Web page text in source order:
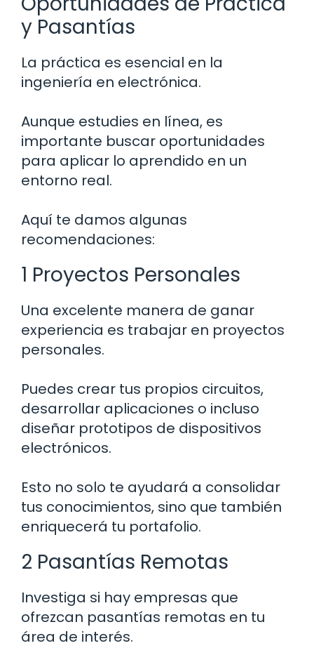
y Pasantías
La práctica es esencial en la
ingeniería en electrónica.
Aunque estudies en línea, es
importante buscar oportunidades
para aplicar lo aprendido en un
entorno real.
Aquí te damos algunas
recomendaciones:
1 Proyectos Personales
Una excelente manera de ganar
experiencia es trabajar en proyectos
personales.
Puedes crear tus propios circuitos,
desarrollar aplicaciones o incluso
diseñar prototipos de dispositivos
electrónicos.
Esto no solo te ayudará a consolidar
tus conocimientos, sino que también
enriquecerá tu portafolio.
2 Pasantías Remotas
Investiga si hay empresas que
ofrezcan pasantías remotas en tu
área de interés.